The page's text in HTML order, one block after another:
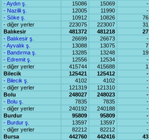
- Aydın ş.
15086 15069 -
- Nazilli ş.
12005 11990 -
- Söke ş.
10912 10826 76
- diğer yerler
223075 223007 31
Balıkesir
481372 481218 27
- Balıkesir ş.
26699 26673 -
- Ayvalık ş.
13088 13075 7
- Bandırma ş.
13285 13248 19
- Edremit ş.
12556 12534 -
- diğer yerler
415744 415688 1
Bilecik
125421 125412 -
- Bilecik ş.
4102 4102 -
- diğer yerler
121319 121310 -
Bolu
248027 248023 -
- Bolu ş.
7835 7835 -
- diğer yerler
240192 240188 -
Burdur
95809 95809 -
- Burdur ş.
13597 13597 -
- diğer yerler
82212 82212 -
Bursa
442760 442416 43